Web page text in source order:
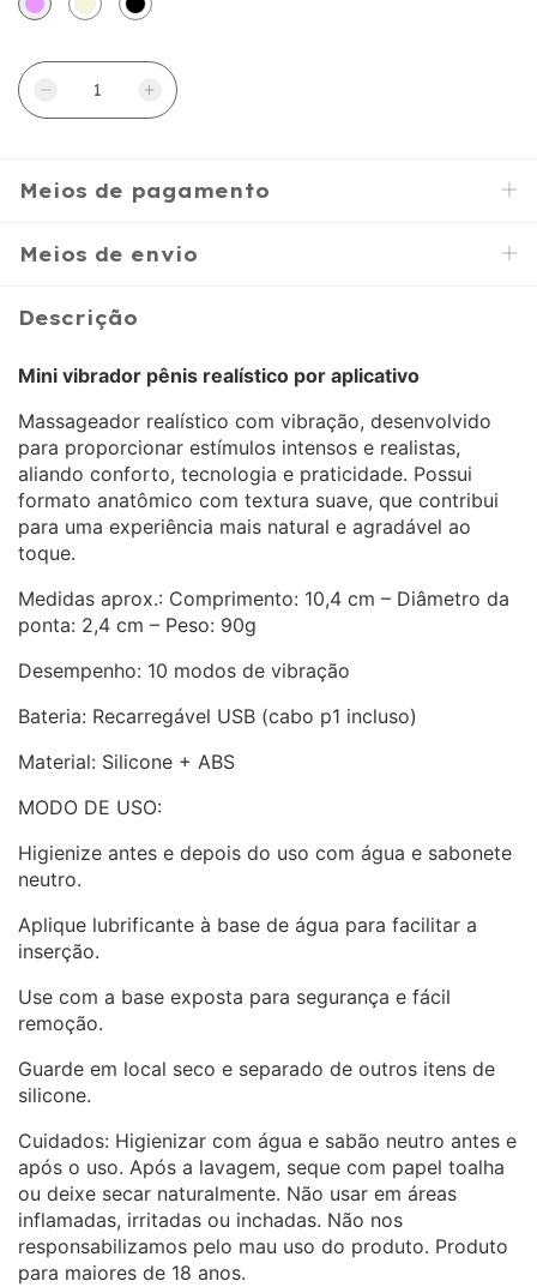
Meios de pagamento
Meios de envio
Descrição
Mini vibrador pênis realístico por aplicativo
Massageador realístico com vibração, desenvolvido
para proporcionar estímulos intensos e realistas,
aliando conforto, tecnologia e praticidade. Possui
formato anatômico com textura suave, que contribui
para uma experiência mais natural e agradável ao
toque.
Medidas aprox.: Comprimento: 10,4 cm – Diâmetro da
ponta: 2,4 cm – Peso: 90g
Desempenho: 10 modos de vibração
Bateria: Recarregável USB (cabo p1 incluso)
Material: Silicone + ABS
MODO DE USO:
Higienize antes e depois do uso com água e sabonete
neutro.
Aplique lubrificante à base de água para facilitar a
inserção.
Use com a base exposta para segurança e fácil
remoção.
Guarde em local seco e separado de outros itens de
silicone.
Cuidados: Higienizar com água e sabão neutro antes e
após o uso. Após a lavagem, seque com papel toalha
ou deixe secar naturalmente. Não usar em áreas
inflamadas, irritadas ou inchadas. Não nos
responsabilizamos pelo mau uso do produto. Produto
para maiores de 18 anos.